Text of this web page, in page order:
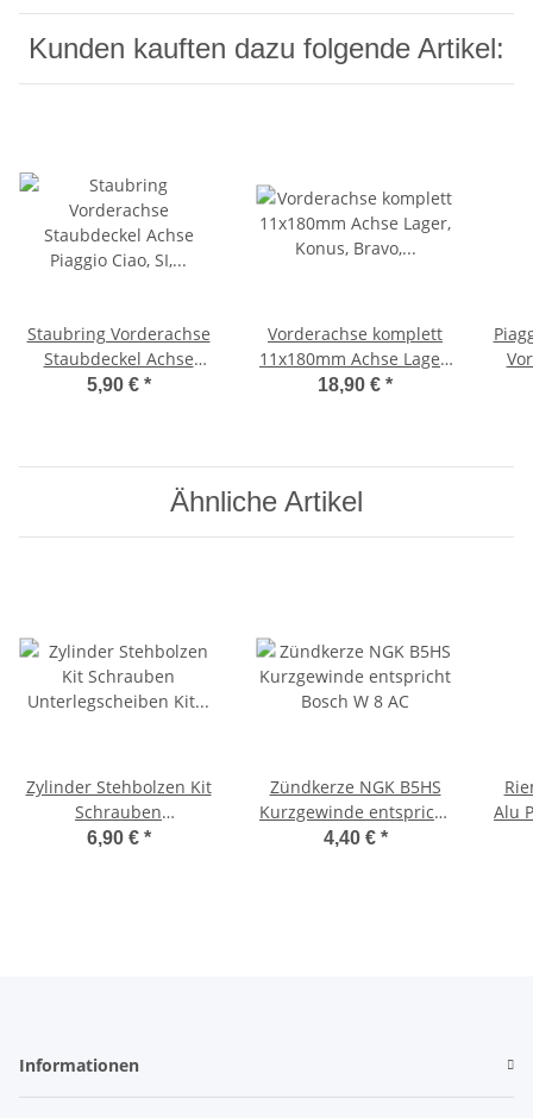
Kunden kauften dazu folgende Artikel:
Staubring Vorderachse
Staubdeckel Achse
Piaggio Ciao, SI, EC1 Ø
5,90 € *
Vorderachse komplett
11x180mm Achse Lager,
Konus, Bravo, Vespa SI -
18,90 € *
Ähnliche Artikel
Zylinder Stehbolzen Kit
Schrauben
Unterlegscheiben Kit
6,90 € *
Zündkerze NGK B5HS
Kurzgewinde entspricht
Bosch W 8 AC
4,40 € *
Alu
Informationen